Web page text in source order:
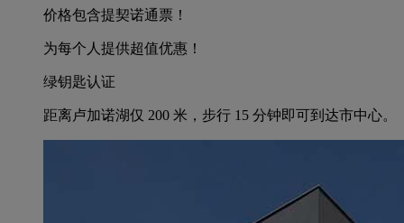
价格包含提契诺通票！
为每个人提供超值优惠！
绿钥匙认证
距离卢加诺湖仅 200 米，步行 15 分钟即可到达市中心。